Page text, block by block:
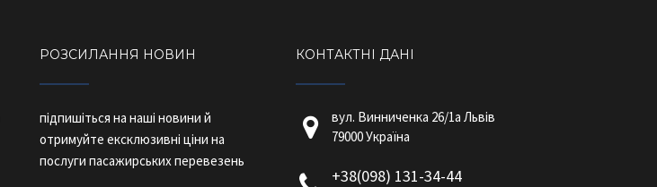
РОЗСИЛАННЯ НОВИН
підпишіться на наші новини й
отримуйте ексклюзивні ціни на
послуги пасажирських перевезень
КОНТАКТНІ ДАНІ
вул. Винниченка 26/1a Львів
79000 Україна
+38(098) 131-34-44